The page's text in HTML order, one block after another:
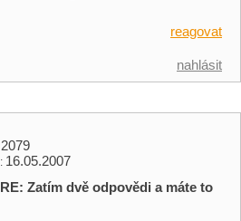
reagovat
nahlásit
2079
16.05.2007
RE: Zatím dvě odpovědi a máte to